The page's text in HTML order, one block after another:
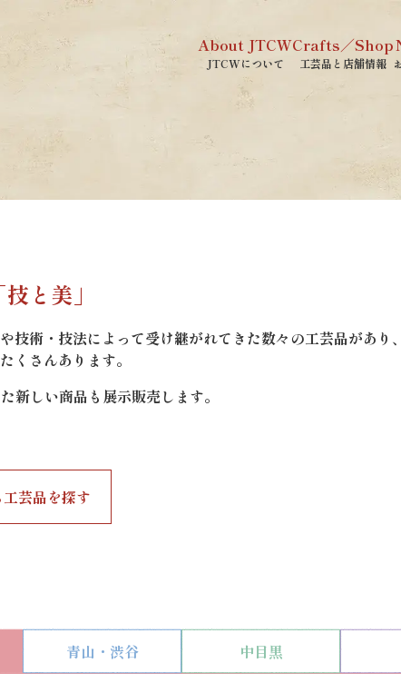
About JTCW
JTCWについて
Crafts／Shop
工芸品と店舗情報
技と美」
術・技法によって受け継がれてきた数々の工芸品があり、
くさんあります。
新しい商品も展示販売します。
芸品を探す
青山・渋谷 中目黒